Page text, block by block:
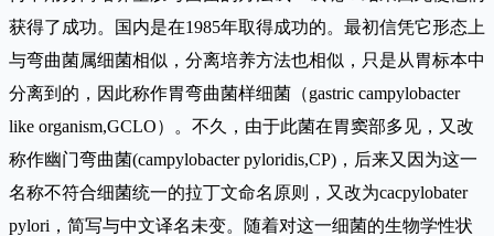
获得了成功。国内是在1985年取得成功的。最初信凭它形态上
与弯曲菌属细菌相似，分离培养方法也相似，只是从胃标本中
分离到的，因此称作胃弯曲菌样细菌（gastric campylobacter
like organism,GCLO）。不久，由于此菌在胃窦部多见，又改
称作幽门弯曲菌(campylobacter pyloridis,CP)，后来又因为这一
名称不符合细菌统一的拉丁文命名原则，又改为cacpylobater
pylori，简写与中文译名未变。随着对这一细菌的生物学性状